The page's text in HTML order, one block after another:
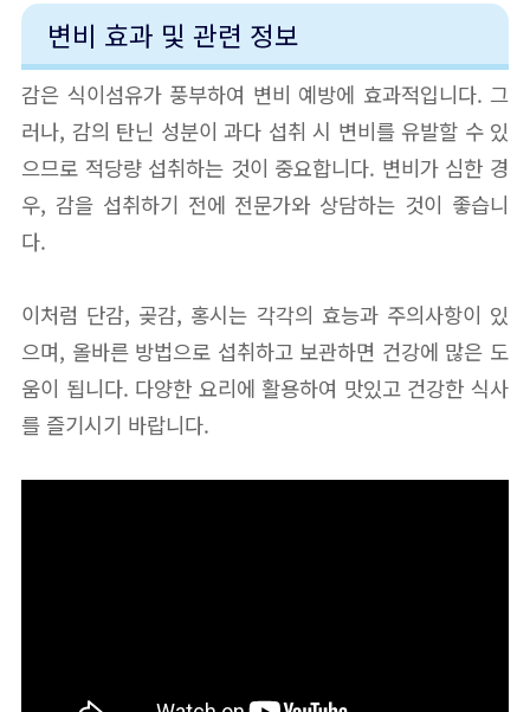
변비 효과 및 관련 정보
감은 식이섬유가 풍부하여 변비 예방에 효과적입니다. 그
러나, 감의 탄닌 성분이 과다 섭취 시 변비를 유발할 수 있
으므로 적당량 섭취하는 것이 중요합니다. 변비가 심한 경
우, 감을 섭취하기 전에 전문가와 상담하는 것이 좋습니
다.
이처럼 단감, 곶감, 홍시는 각각의 효능과 주의사항이 있
으며, 올바른 방법으로 섭취하고 보관하면 건강에 많은 도
움이 됩니다. 다양한 요리에 활용하여 맛있고 건강한 식사
를 즐기시기 바랍니다.